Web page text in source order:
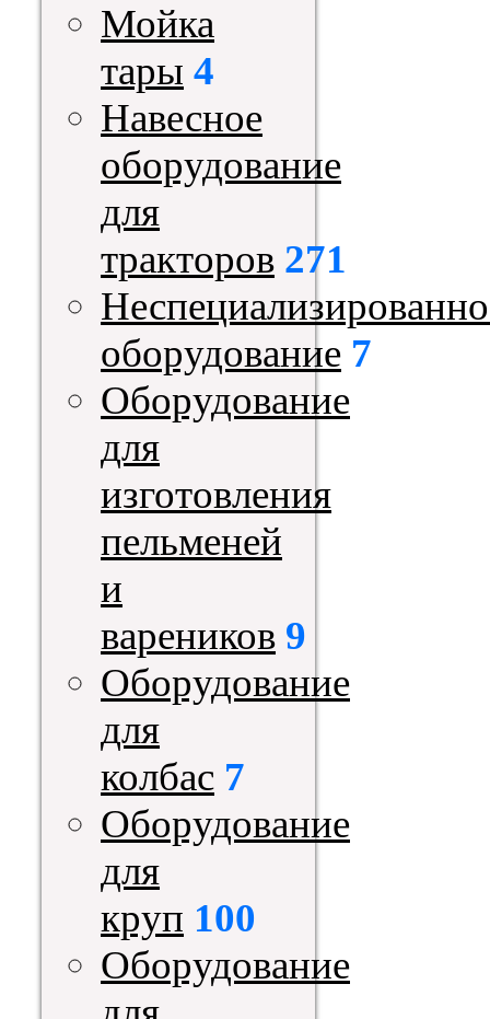
Мойка
тары 4
Навесное
оборудование
для
тракторов 271
оборудование 7
Оборудование
для
изготовления
пельменей
и
вареников 9
Оборудование
для
колбас 7
Оборудование
для
круп 100
Оборудование